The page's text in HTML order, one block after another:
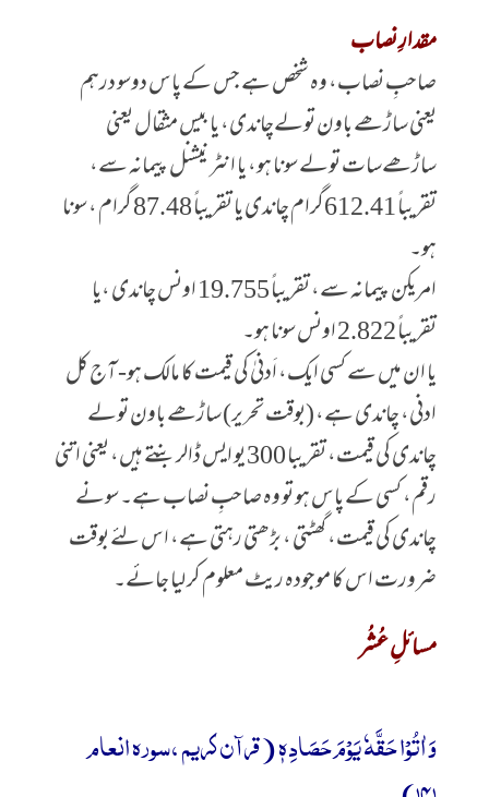
مقدارِ نصاب
صاحبِ نصاب، وہ شخص ہے جس کے پاس دوسو درہم
یعنی ساڑھے باون تولےچاندی، یا بیس مثقال یعنی
ساڑھےسات تولے سونا ہو، یا انٹر نیشنل پیمانہ سے،
تقریباً 612.41گرام چاندی یا تقریباً 87.48 گرام ، سونا
ہو۔
امریکن پیمانہ سے، تقریباً 19.755 اونس چاندی ،یا
تقریباً 2.822 اونس سونا ہو۔
یا ان میں سے کسی ایک، اَدنیٰ کی قیمت کا مالک ہو- آج کل
ادنی، چاندی ہے، (بوقت تحریر) ساڑھے باون تولے
چاندی کی قیمت، تقریبا 300 یو ایس ڈالر بنتے ہیں، یعنی اتنی
رقم، کسی کے پاس ہو تو وہ صاحبِ نصاب ہے۔ سونے
چاندی کی قیمت، گھٹتی ، بڑھتی رہتی ہے، اس لئے بوقت
ضرورت اس کا موجودہ ریٹ معلوم کر لیا جائے۔
مسائلِ عُشُر
وَ اٰتُوْا حَقَّهٗ یَوْمَ حَصَادِهٖ (قرآن کریم ، سورہ انعام